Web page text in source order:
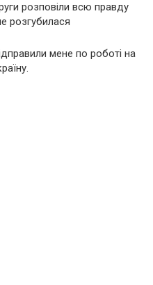
розповіли всю правду
розгубилася
мене по роботі на